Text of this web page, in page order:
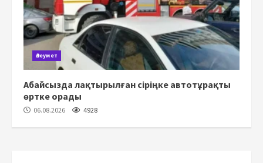
Әлеумет
Абайсызда лақтырылған сіріңке автотұрақты
өртке орады
06.08.2026 4928